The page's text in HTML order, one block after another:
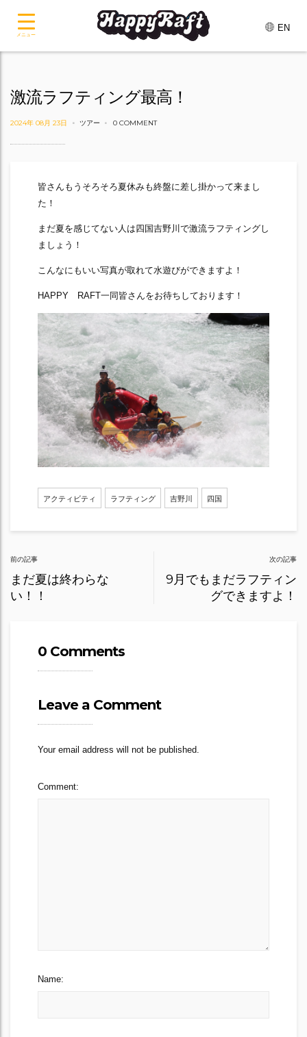
EN
激流ラフティング最高！
2024年 08月 23日 ツアー 0 COMMENT
皆さんもうそろそろ夏休みも終盤に差し掛かって来まし
た！
まだ夏を感じてない人は四国吉野川で激流ラフティングし
ましょう！
こんなにもいい写真が取れて水遊びができますよ！
HAPPY RAFT一同皆さんをお待ちしております！
アクティビティ ラフティング 吉野川 四国
Post
navigation
前の記事
まだ夏は終わらな
い！！
次の記事
9月でもまだラフティン
グできますよ！
0 Comments
Leave a Comment
Your email address will not be published.
Comment:
Name:
メニュー